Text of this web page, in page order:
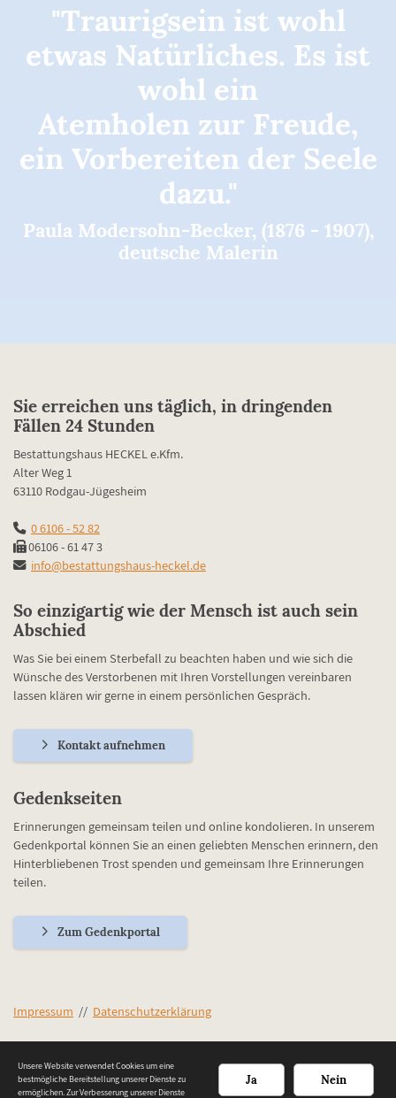
"Traurigsein ist wohl
etwas Natürliches. Es ist
wohl ein
Atemholen zur Freude,
ein Vorbereiten der Seele
dazu."
Paula Modersohn-Becker, (1876 - 1907),
deutsche Malerin
Sie erreichen uns täglich, in dringenden
Fällen 24 Stunden
Bestattungshaus HECKEL e.Kfm.
Alter Weg 1
63110 Rodgau-Jügesheim
0 6106 - 52 82
06106 - 61 47 3
info@bestattungshaus-heckel.de
So einzigartig wie der Mensch ist auch sein
Abschied
Was Sie bei einem Sterbefall zu beachten haben und wie sich die
Wünsche des Verstorbenen mit Ihren Vorstellungen vereinbaren
lassen klären wir gerne in einem persönlichen Gespräch.
Kontakt aufnehmen
Gedenkseiten
Erinnerungen gemeinsam teilen und online kondolieren. In unserem
Gedenkportal können Sie an einen geliebten Menschen erinnern, den
Hinterbliebenen Trost spenden und gemeinsam Ihre Erinnerungen
teilen.
Zum Gedenkportal
Impressum // Datenschutzerklärung
Nein
Ja
Unsere Website verwendet Cookies um eine
bestmögliche Bereitstellung unserer Dienste zu
ermöglichen. Zur Verbesserung unserer Dienste